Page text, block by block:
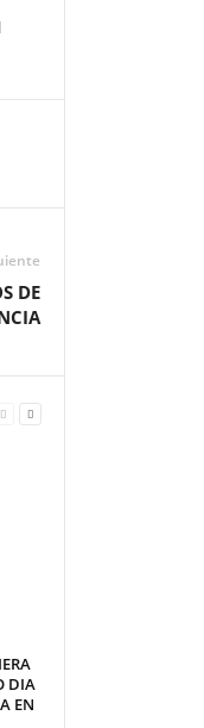
DE
DIA
EN